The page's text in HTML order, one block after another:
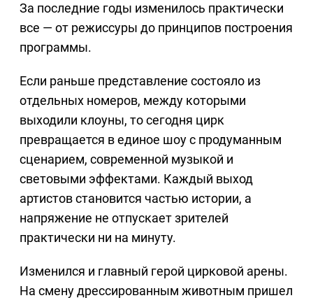
За последние годы изменилось практически
все — от режиссуры до принципов построения
программы.
Если раньше представление состояло из
отдельных номеров, между которыми
выходили клоуны, то сегодня цирк
превращается в единое шоу с продуманным
сценарием, современной музыкой и
световыми эффектами. Каждый выход
артистов становится частью истории, а
напряжение не отпускает зрителей
практически ни на минуту.
Изменился и главный герой цирковой арены.
На смену дрессированным животным пришел